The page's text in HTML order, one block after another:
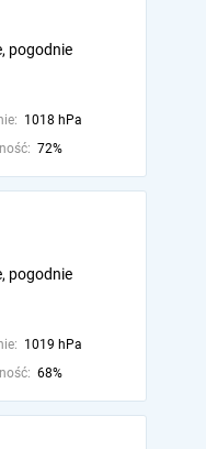
pogodnie
1018 hPa
72%
pogodnie
1019 hPa
68%